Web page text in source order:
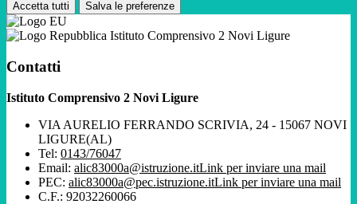
Accetta tutti Salva le preferenze
Istituto Comprensivo 2 Novi Ligure
Contatti
Istituto Comprensivo 2 Novi Ligure
VIA AURELIO FERRANDO SCRIVIA, 24 - 15067 NOVI
LIGURE(AL)
Tel: 0143/76047
Email: alic83000a@istruzione.itLink per inviare una mail
PEC: alic83000a@pec.istruzione.itLink per inviare una mail
C.F.: 92032260066